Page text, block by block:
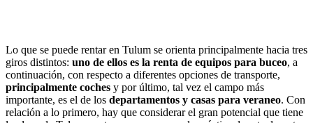
Lo que se puede rentar en Tulum se orienta principalmente hacia tres
giros distintos: uno de ellos es la renta de equipos para buceo, a
continuación, con respecto a diferentes opciones de transporte,
principalmente coches y por último, tal vez el campo más
importante, es el de los departamentos y casas para veraneo. Con
relación a lo primero, hay que considerar el gran potencial que tiene